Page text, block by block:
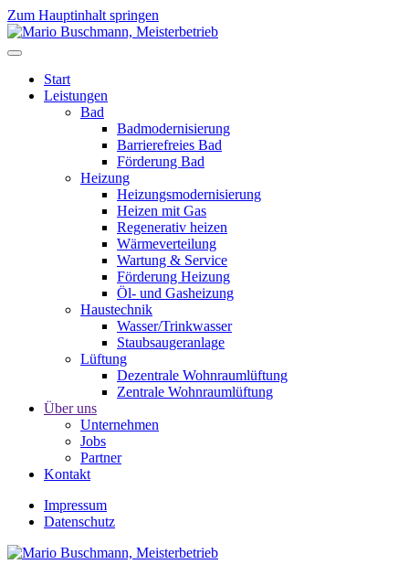
Zum Hauptinhalt springen
Start
Leistungen
Bad
Badmodernisierung
Barrierefreies Bad
Förderung Bad
Heizung
Heizungsmodernisierung
Heizen mit Gas
Regenerativ heizen
Wärmeverteilung
Wartung & Service
Förderung Heizung
Öl- und Gasheizung
Haustechnik
Wasser/Trinkwasser
Staubsaugeranlage
Lüftung
Dezentrale Wohnraumlüftung
Zentrale Wohnraumlüftung
Über uns
Unternehmen
Jobs
Partner
Kontakt
Impressum
Datenschutz